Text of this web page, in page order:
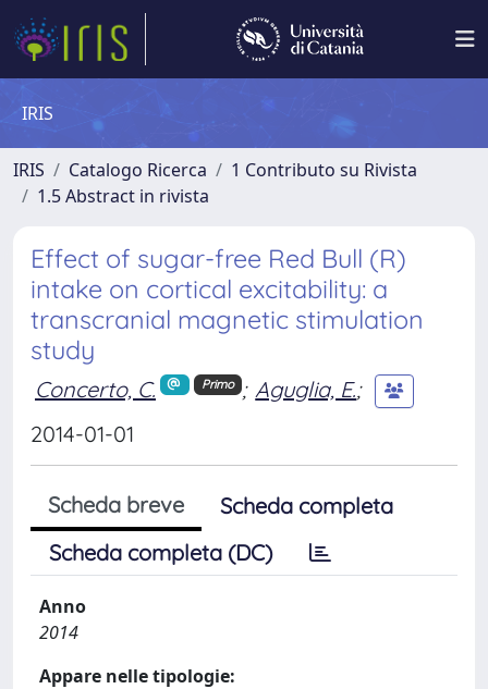
IRIS
IRIS Catalogo Ricerca
1 Contributo su Rivista
1.5 Abstract in rivista
Effect of sugar-free Red Bull (R)
intake on cortical excitability: a
transcranial magnetic stimulation
study
Concerto, C. Primo ; Aguglia, E.;
2014-01-01
Scheda breve
Scheda completa
Scheda completa (DC)
Anno
2014
Appare nelle tipologie: